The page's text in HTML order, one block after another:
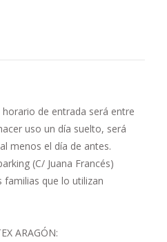
horario de entrada será entre
uso un día suelto, será
menos el día de antes.
(C/ Juana Francés)
familias que lo utilizan
ARAGÓN: